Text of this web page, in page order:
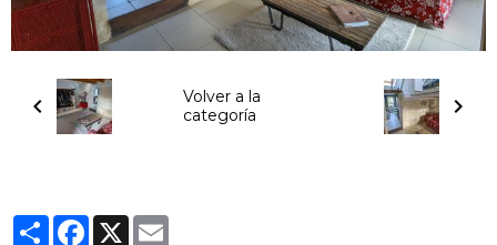
Volver a la
categoría
PartagerFacebook
X